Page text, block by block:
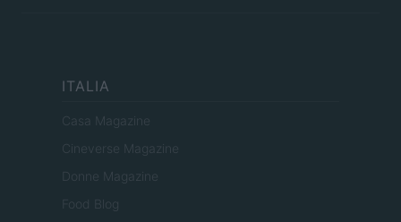
ITALIA
Casa Magazine
Cineverse Magazine
Donne Magazine
Food Blog